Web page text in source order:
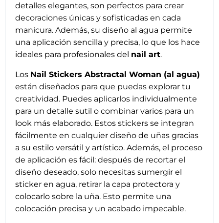
detalles elegantes, son perfectos para crear
decoraciones únicas y sofisticadas en cada
manicura. Además, su diseño al agua permite
una aplicación sencilla y precisa, lo que los hace
ideales para profesionales del nail art.
Los Nail Stickers Abstractal Woman (al agua)
están diseñados para que puedas explorar tu
creatividad. Puedes aplicarlos individualmente
para un detalle sutil o combinar varios para un
look más elaborado. Estos stickers se integran
fácilmente en cualquier diseño de uñas gracias
a su estilo versátil y artístico. Además, el proceso
de aplicación es fácil: después de recortar el
diseño deseado, solo necesitas sumergir el
sticker en agua, retirar la capa protectora y
colocarlo sobre la uña. Esto permite una
colocación precisa y un acabado impecable.